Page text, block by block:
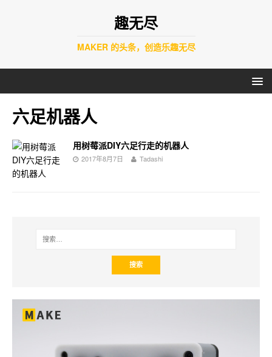
趣无尽
MAKER 的头条，创造乐趣无尽
六足机器人
用树莓派DIY六足行走的机器人
2017年8月7日 Tadashi